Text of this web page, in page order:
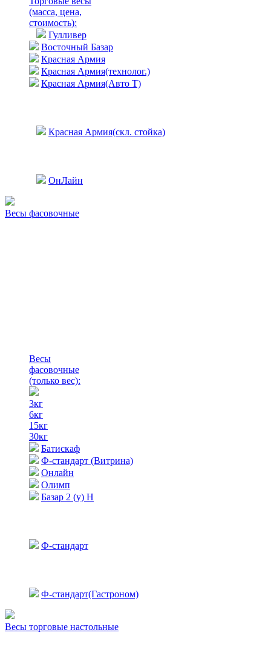
(масса, цена,
стоимость):
Гулливер
Восточный Базар
Красная Армия
Красная Армия(технолог.)
Красная Армия(Авто Т)
Красная Армия(скл. стойка)
ОнЛайн
Весы фасовочные
Весы
фасовочные
(только вес):
3кг
6кг
15кг
30кг
Батискаф
Ф-стандарт (Витрина)
Онлайн
Олимп
Базар 2 (у) Н
Ф-стандарт
Ф-стандарт(Гастроном)
Весы торговые настольные